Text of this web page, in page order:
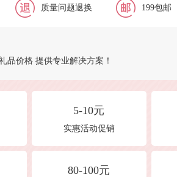
质量问题退换 199包邮
品价格 提供专业解决方案！
5-10元
实惠活动促销
80-100元